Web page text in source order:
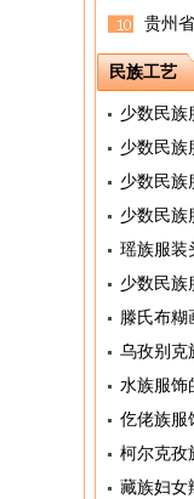
贵州
民族工艺
少数民族
少数民族
少数民族
少数民族
瑶族服装
少数民族
滕氏布糊
乌孜别克
水族服饰
仡佬族服
柯尔克孜
藏族妇女